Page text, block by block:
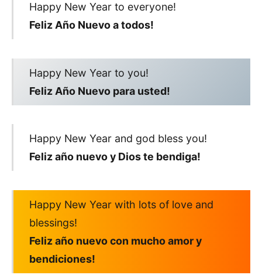
Happy New Year to everyone!
Feliz Año Nuevo a todos!
Happy New Year to you!
Feliz Año Nuevo para usted!
Happy New Year and god bless you!
Feliz año nuevo y Dios te bendiga!
Happy New Year with lots of love and
blessings!
Feliz año nuevo con mucho amor y
bendiciones!